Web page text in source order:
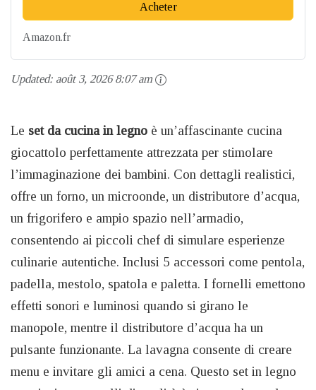
Acheter
Amazon.fr
Updated: août 3, 2026 8:07 am
Le set da cucina in legno è un’affascinante cucina
giocattolo perfettamente attrezzata per stimolare
l’immaginazione dei bambini. Con dettagli realistici,
offre un forno, un microonde, un distributore d’acqua,
un frigorifero e ampio spazio nell’armadio,
consentendo ai piccoli chef di simulare esperienze
culinarie autentiche. Inclusi 5 accessori come pentola,
padella, mestolo, spatola e paletta. I fornelli emettono
effetti sonori e luminosi quando si girano le
manopole, mentre il distributore d’acqua ha un
pulsante funzionante. La lavagna consente di creare
menu e invitare gli amici a cena. Questo set in legno